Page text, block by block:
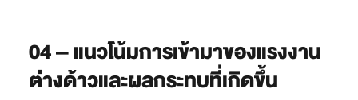
04– แนวโน้มการเข้ามาของแรงงาน
ต่างด้าวและผลกระทบที่เกิดขึ้น